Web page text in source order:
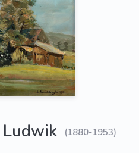
Ludwik (1880-1953)